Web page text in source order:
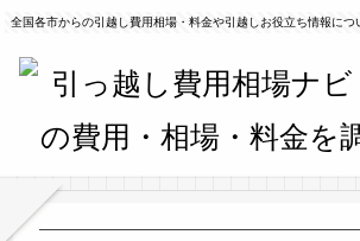
全国各市からの引越し費用相場・料金や引越しお役立ち情報につ